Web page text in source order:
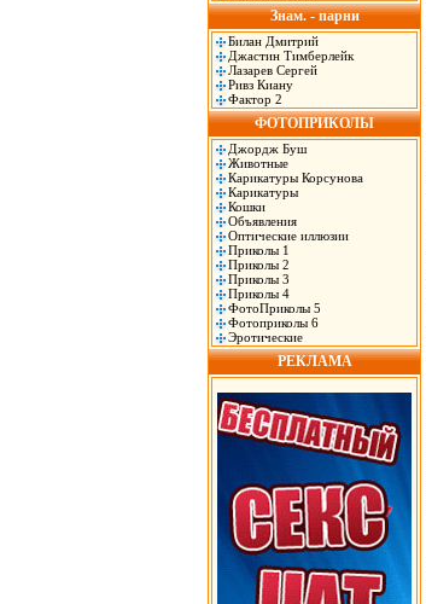
Знам. - парни
Билан Дмитрий
Джастин Тимберлейк
Лазарев Сергей
Ривз Киану
Фактор 2
ФОТОПРИКОЛЫ
Джордж Буш
Животные
Карикатуры Корсунова
Карикатуры
Кошки
Объявления
Оптические иллюзии
Приколы 1
Приколы 2
Приколы 3
Приколы 4
ФотоПриколы 5
Фотоприколы 6
Эротические
РЕКЛАМА